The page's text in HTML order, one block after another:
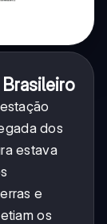
dos
estava
e
os